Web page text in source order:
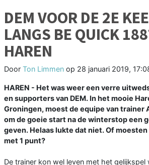
DEM VOOR DE 2E
LANGS BE QUICK
HAREN
Door Ton Limmen op 28 januari 2019,
HAREN - Het was weer een verre
en supporters van DEM. In het mooie
Groningen, moest de equipe van trainer
om de goeie start na de winterstop een
geven. Helaas lukte dat niet. Of
met 1 punt?
De trainer kon wel leven met het gelijkspel